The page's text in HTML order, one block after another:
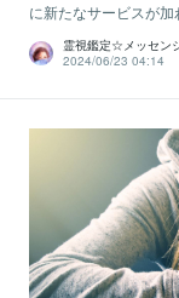
に新たなサービスが
霊視鑑定☆メッセン
2024/06/23 04:14